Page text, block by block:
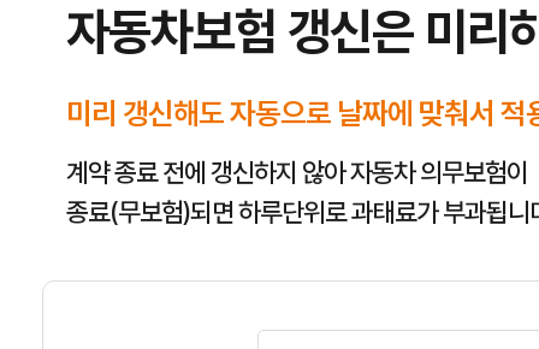
자동차보험 갱신은 미리
미리 갱신해도 자동으로 날짜에 맞춰서 적
계약 종료 전에 갱신하지 않아 자동차 의무보험이
종료(무보험)되면 하루단위로 과태료가 부과됩니